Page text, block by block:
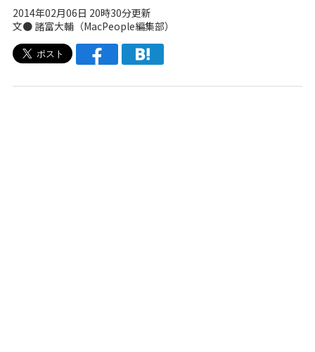
2014年02月06日 20時30分更新
文● 諸富大輔（MacPeople編集部）